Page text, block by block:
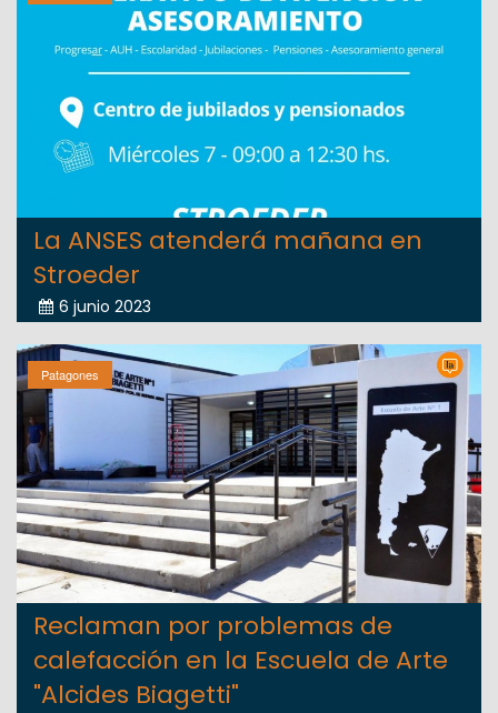
La ANSES atenderá mañana en
Stroeder
6 junio 2023
Patagones
Reclaman por problemas de
calefacción en la Escuela de Arte
"Alcides Biagetti"